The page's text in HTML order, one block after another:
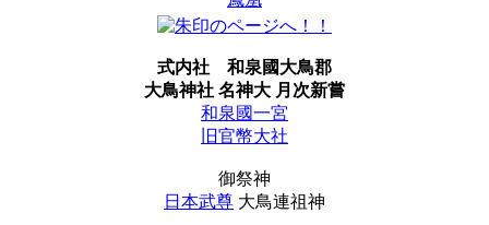
式内社
和泉國大鳥郡
大鳥神社 名神大 月次新嘗
和泉國一宮
旧官幣大社
御祭神
日本武尊 大鳥連祖神